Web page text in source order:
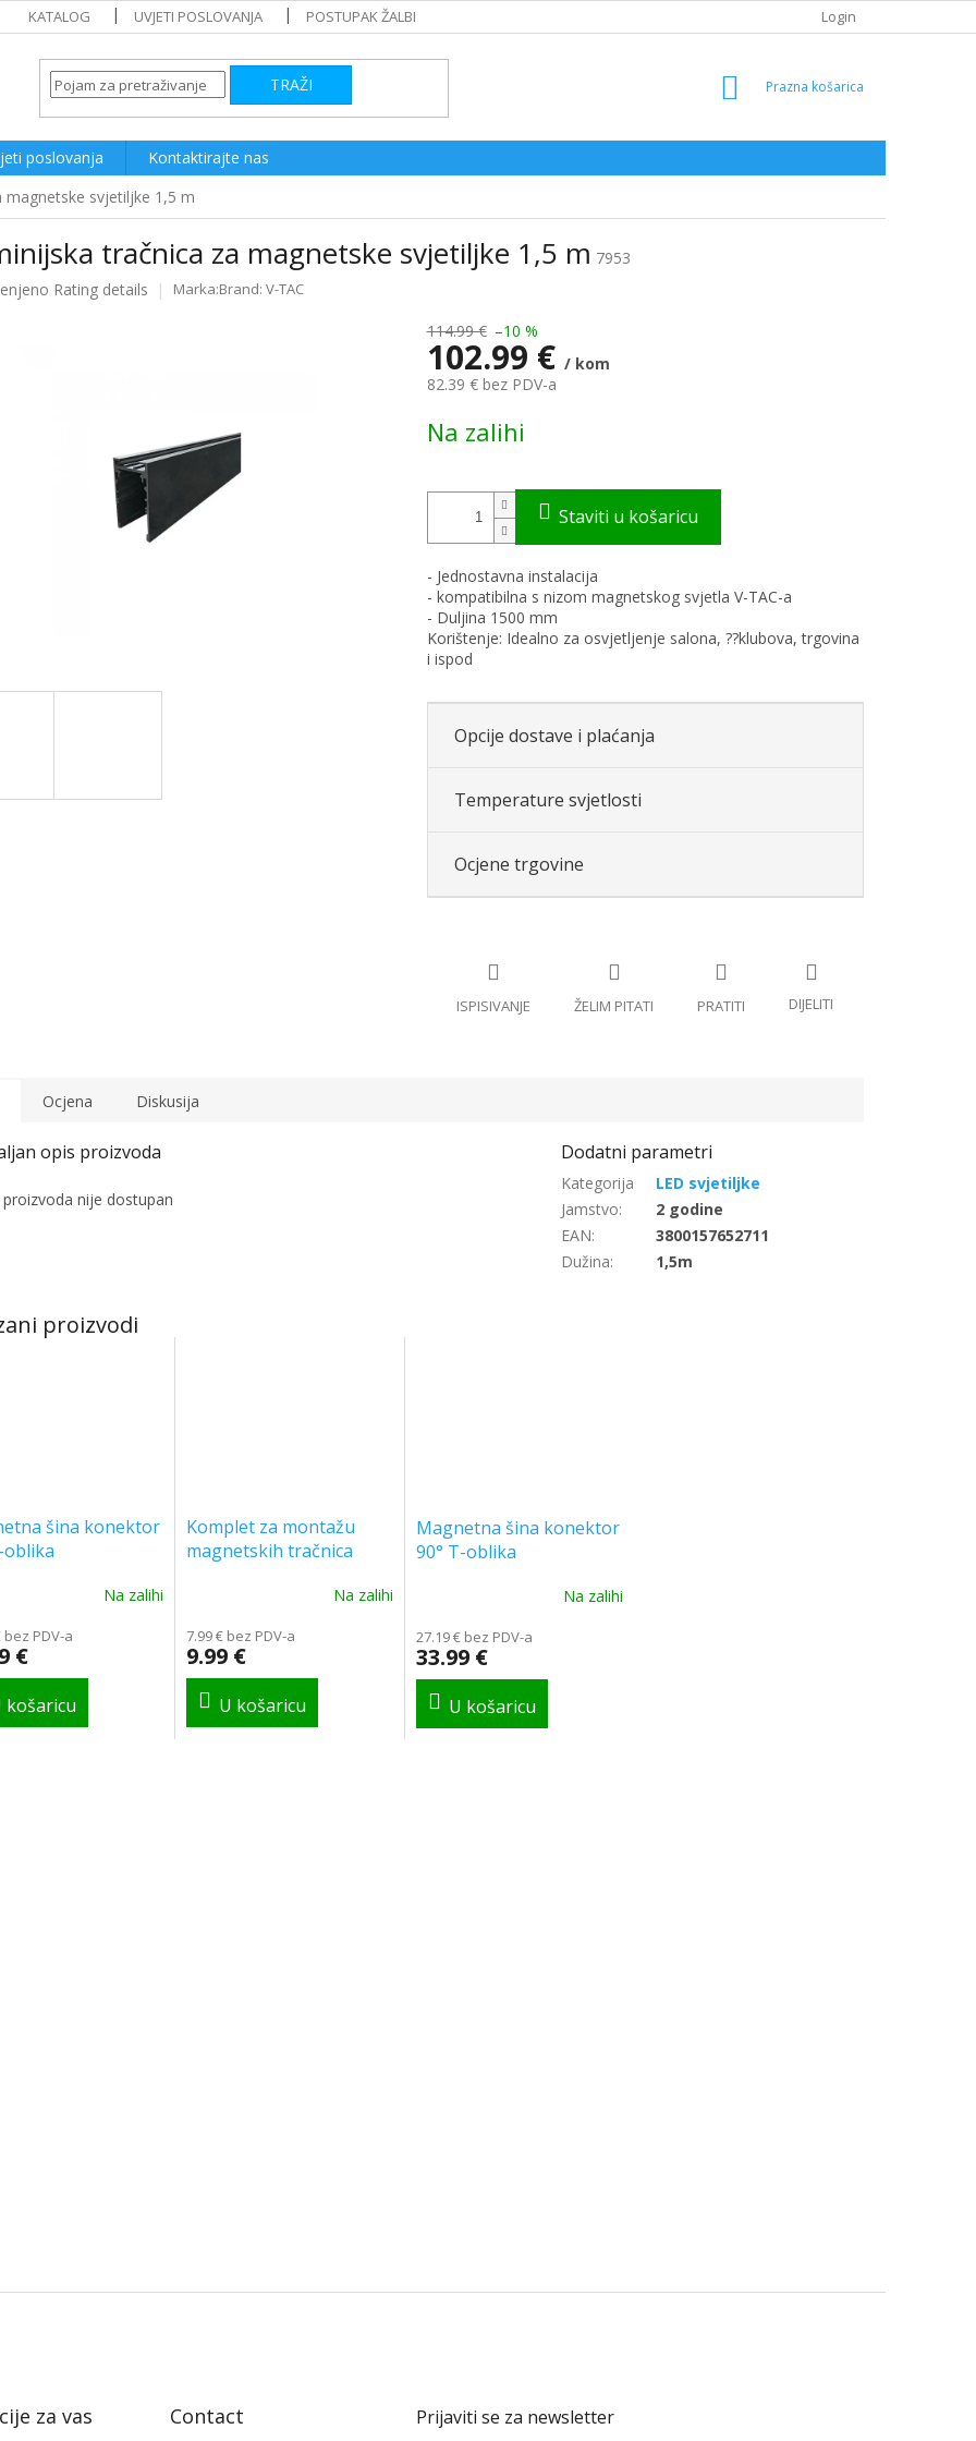
KATALOG UVJETI POSLOVANJA POSTUPAK ŽALBI Login
TRAŽI
SHOPPING
poslovanja
Kontaktirajte nas
magnetske svjetiljke 1,5 m
tračnica za magnetske svjetiljke 1,5 m 7953
Rating details Brand: V-TAC
114.99 € –10 %
102.99 € / kom
82.39 € bez PDV-a
price:
Na zalihi
- Jednostavna instalacija
- kompatibilna s nizom magnetskog svjetla V-TAC-a
- Duljina 1500 mm
Korištenje: Idealno za osvjetljenje salona, ??klubova, trgovina
i ispod
Opcije dostave i plaćanja
Temperature svjetlosti
Ocjene trgovine
šina konektor
oblika
Na zalihi
bez PDV-a
€
Komplet za montažu
magnetskih tračnica
Na zalihi
7.99 € bez PDV-a
9.99 €
Magnetna šina konektor
90° T-oblika
Na zalihi
27.19 € bez PDV-a
33.99 €
Ocjena Diskusija
proizvoda nije dostupan
LED svjetiljke
Jamstvo:
2 godine
EAN:
3800157652711
Dužina: 1,5m
za vas Contact